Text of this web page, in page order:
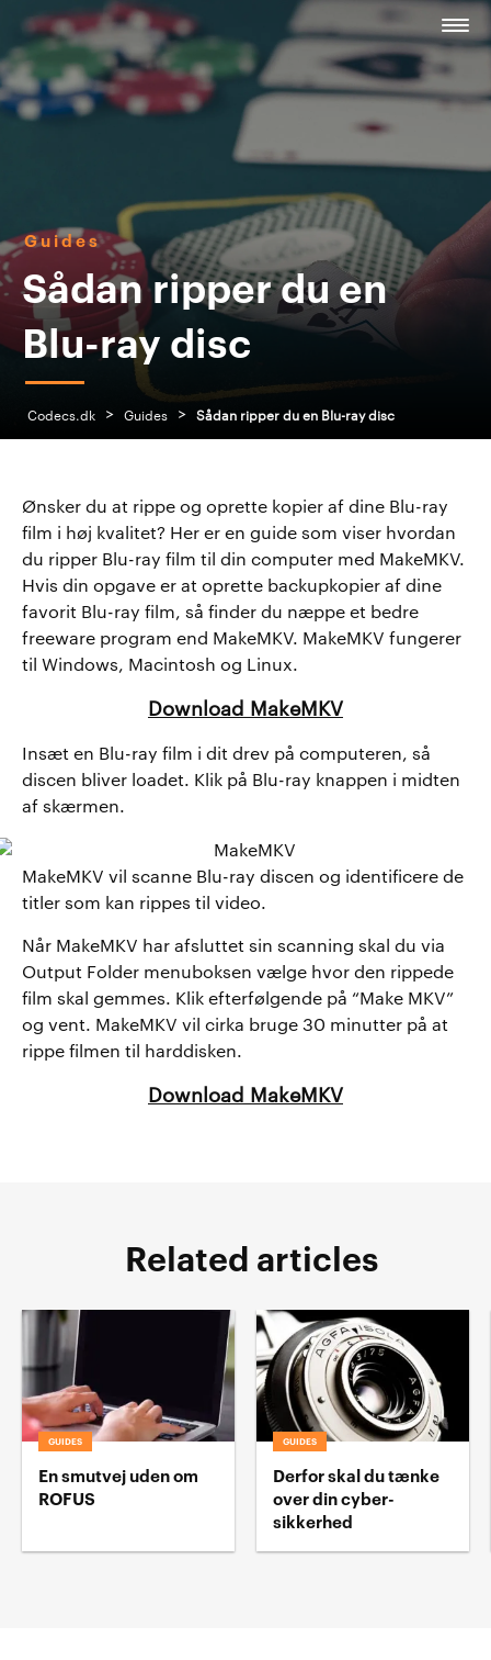
Guides
Sådan ripper du en
Blu-ray disc
Codecs.dk > Guides > Sådan ripper du en Blu-ray disc
Ønsker du at rippe og oprette kopier af dine Blu-ray
film i høj kvalitet? Her er en guide som viser hvordan
du ripper Blu-ray film til din computer med MakeMKV.
Hvis din opgave er at oprette backupkopier af dine
favorit Blu-ray film, så finder du næppe et bedre
freeware program end MakeMKV. MakeMKV fungerer
til Windows, Macintosh og Linux.
Download MakeMKV
Insæt en Blu-ray film i dit drev på computeren, så
discen bliver loadet. Klik på Blu-ray knappen i midten
af skærmen.
MakeMKV vil scanne Blu-ray discen og identificere de
titler som kan rippes til video.
Når MakeMKV har afsluttet sin scanning skal du via
Output Folder menuboksen vælge hvor den rippede
film skal gemmes. Klik efterfølgende på “Make MKV”
og vent. MakeMKV vil cirka bruge 30 minutter på at
rippe filmen til harddisken.
Download MakeMKV
Related articles
GUIDES
En smutvej uden om
ROFUS
GUIDES
Derfor skal du tænke
over din cyber-
sikkerhed